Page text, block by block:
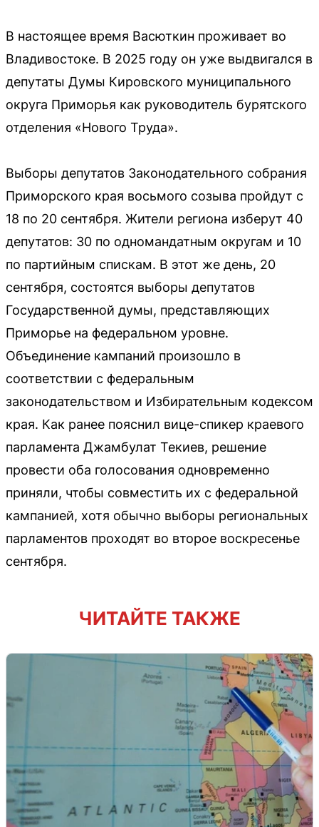
В настоящее время Васюткин проживает во
Владивостоке. В 2025 году он уже выдвигался в
депутаты Думы Кировского муниципального
округа Приморья как руководитель бурятского
отделения «Нового Труда».
Выборы депутатов Законодательного собрания
Приморского края восьмого созыва пройдут с
18 по 20 сентября. Жители региона изберут 40
депутатов: 30 по одномандатным округам и 10
по партийным спискам. В этот же день, 20
сентября, состоятся выборы депутатов
Государственной думы, представляющих
Приморье на федеральном уровне.
Объединение кампаний произошло в
соответствии с федеральным
законодательством и Избирательным кодексом
края. Как ранее пояснил вице-спикер краевого
парламента Джамбулат Текиев, решение
провести оба голосования одновременно
приняли, чтобы совместить их с федеральной
кампанией, хотя обычно выборы региональных
парламентов проходят во второе воскресенье
сентября.
ЧИТАЙТЕ ТАКЖЕ